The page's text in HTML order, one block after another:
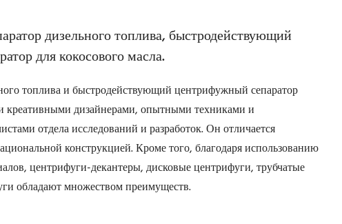
дизельного топлива, быстродействующий
для кокосового масла.
топлива и быстродействующий центрифужный сепаратор
креативными дизайнерами, опытными техниками и
отдела исследований и разработок. Он отличается
конструкцией. Кроме того, благодаря использованию
центрифуги-декантеры, дисковые центрифуги, трубчатые
обладают множеством преимуществ.